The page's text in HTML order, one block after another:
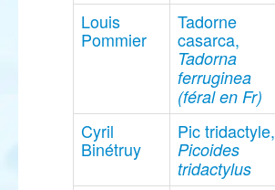
Louis
Pommier
Tadorne
casarca,
Tadorna
ferruginea
(féral en Fr)
Cyril
Binétruy
Pic tridactyle,
Picoides
tridactylus